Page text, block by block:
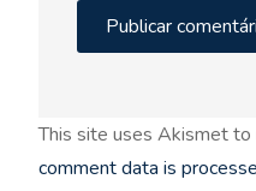
This site uses Akismet to
comment data is